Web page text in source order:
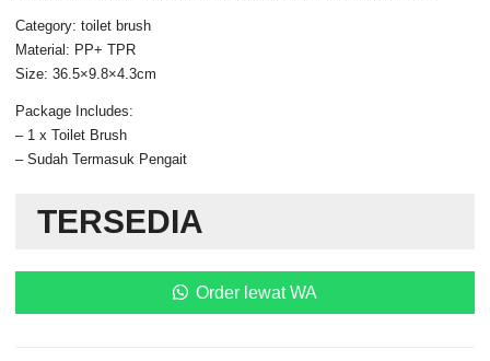
Category: toilet brush
Material: PP+ TPR
Size: 36.5×9.8×4.3cm
Package Includes:
– 1 x Toilet Brush
– Sudah Termasuk Pengait
TERSEDIA
Order lewat WA